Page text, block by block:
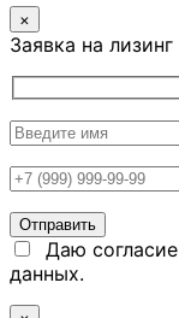
×
Заявка на лизинг
Даю
данных.